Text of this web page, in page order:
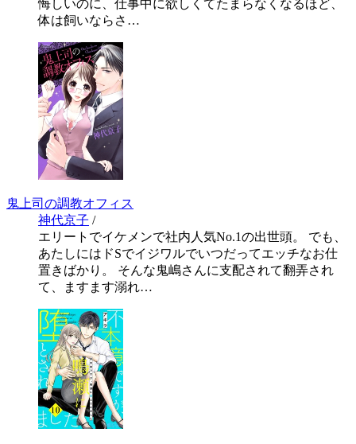
悔しいのに、仕事中に欲しくてたまらなくなるほど、
体は飼いならさ…
鬼上司の調教オフィス
神代京子 /
エリートでイケメンで社内人気No.1の出世頭。 でも、
あたしにはドSでイジワルでいつだってエッチなお仕
置きばかり。 そんな鬼嶋さんに支配されて翻弄され
て、ますます溺れ…